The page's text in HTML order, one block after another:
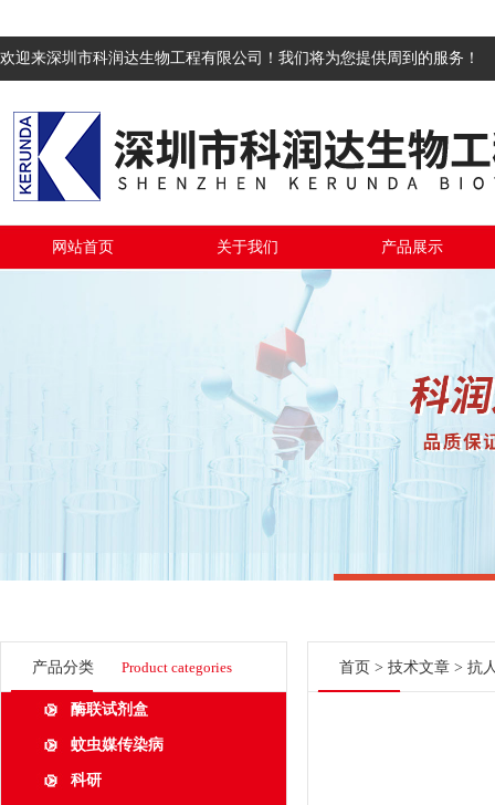
欢迎来深圳市科润达生物工程有限公司！我们将为您提供周到的服务！
网站首页 关于我们 产品展示
产品分类 Product categories
酶联试剂盒
蚊虫媒传染病
科研
首页 > 技术文章 > 抗